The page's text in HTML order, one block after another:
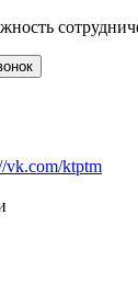
vk.com/ktptm